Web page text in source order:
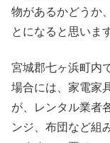
物があるかどうか
とになると思いま
宮城郡七ヶ浜町内
場合には、家電家
が、レンタル業者
ンジ、布団など組